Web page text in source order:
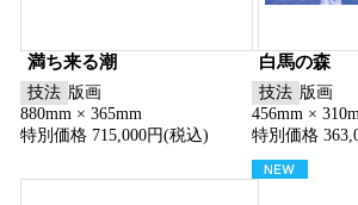
満ち来る潮
技法 版画
880mm × 365mm
特別価格 715,000円(税込)
白馬の森
技法 版画
456mm ×
特別価格